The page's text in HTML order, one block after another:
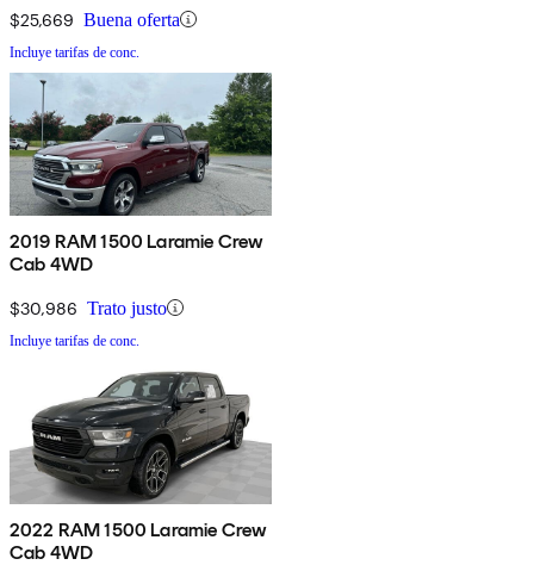
$25,669 Buena oferta
Incluye tarifas de conc.
2019 RAM 1500 Laramie Crew
Cab 4WD
$30,986 Trato justo
Incluye tarifas de conc.
2022 RAM 1500 Laramie Crew
Cab 4WD